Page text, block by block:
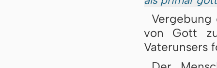
von Gott
Vaterunsers